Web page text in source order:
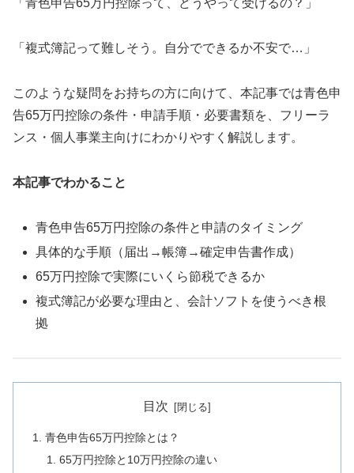
「青色申告65万円控除って、どうやって受けるの？」
「複式簿記って難しそう。自分でできるか不安で…」
このような疑問をお持ちの方に向けて、本記事では青色申
告65万円控除の条件・申請手順・必要書類を、フリーラ
ンス・個人事業主向けにわかりやすく解説します。
本記事でわかること
青色申告65万円控除の条件と申請のタイミング
具体的な手順（届出→帳簿→確定申告書作成）
65万円控除で実際にいくら節税できるか
複式簿記が必要な理由と、会計ソフトを使うべき根
拠
目次
青色申告65万円控除とは？
65万円控除と10万円控除の違い